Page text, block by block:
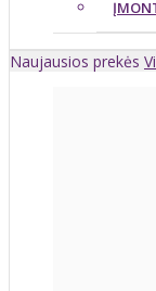
Naujausios prekės